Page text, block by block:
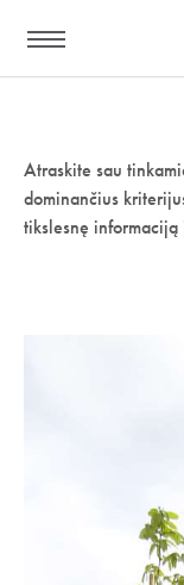
nuoroda:
Atraskite sau
dominančius
tikslesnę informaciją